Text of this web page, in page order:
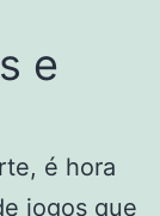
e
é hora
jogos que